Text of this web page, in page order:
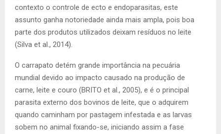
contexto o controle de ecto e endoparasitas, este
assunto ganha notoriedade ainda mais ampla, pois boa
parte dos produtos utilizados deixam resíduos no leite
(Silva et al., 2014).
O carrapato detém grande importância na pecuária
mundial devido ao impacto causado na produção de
carne, leite e couro (BRITO et al., 2005), e é o principal
parasita externo dos bovinos de leite, que o adquirem
quando caminham por pastagem infestada e as larvas
sobem no animal fixando-se, iniciando assim a fase